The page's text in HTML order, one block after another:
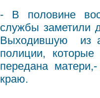
- В половине
службы заметили
Выходившую из
полиции,
передана
краю.